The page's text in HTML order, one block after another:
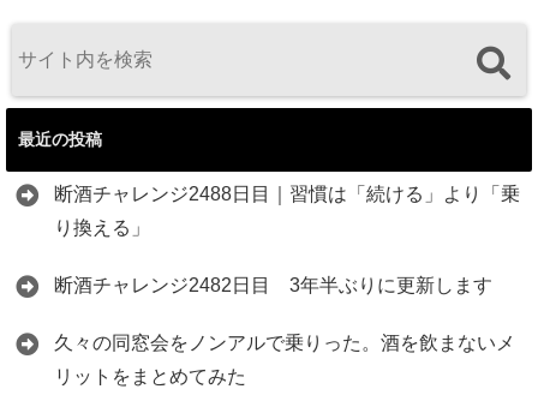
最近の投稿
断酒チャレンジ2488日目｜習慣は「続ける」より「乗
り換える」
断酒チャレンジ2482日目 3年半ぶりに更新します
久々の同窓会をノンアルで乗りった。酒を飲まないメ
リットをまとめてみた